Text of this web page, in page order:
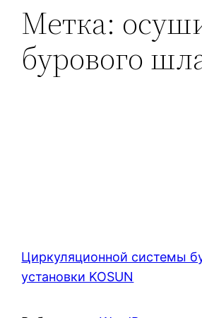
Метка:
бурового
Циркуляционной системы
установки KOSUN